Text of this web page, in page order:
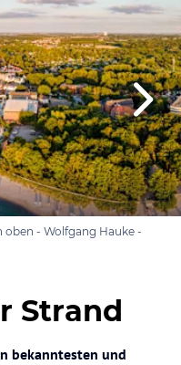
- Wolfgang Hauke -
Strand
bekanntesten und